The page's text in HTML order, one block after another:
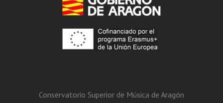
Conservatorio Superior de Música de Aragón